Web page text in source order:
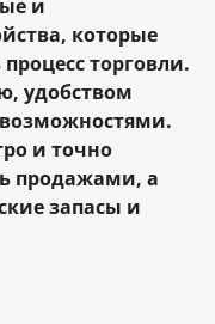
и
которые
торговли.
удобством
и точно
продажами, а
запасы и